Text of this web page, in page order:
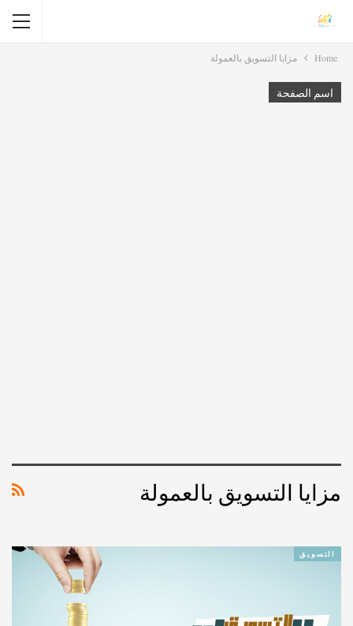
Home مزايا التسويق بالعمولة
اسم الصفحة
مزايا التسويق بالعمولة
التسويق